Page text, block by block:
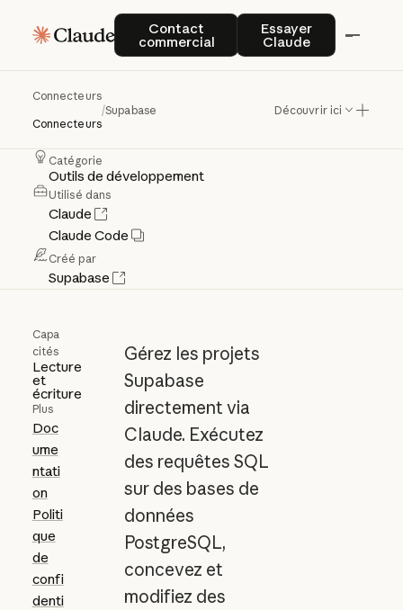
Contact
commercial
Contact commercial
Essayer
Claude
Essayer Claude
Connecteurs
Connecteurs
/Supabase Découvrir ici
Supabase
Gérer lesbases
données,
l'authentification
Catégorie
Outils de développement
Utilisé dans
Claude
Claude Code
Créé par
Supabase
Capa
cités
Lecture
et
écriture
Plus
Doc
ume
ntati
on
Politi
que
de
confi
denti
Gérez les projets
Supabase
directement via
Claude. Exécutez
des requêtes SQL
sur des bases de
données
PostgreSQL,
concevez et
modifiez des